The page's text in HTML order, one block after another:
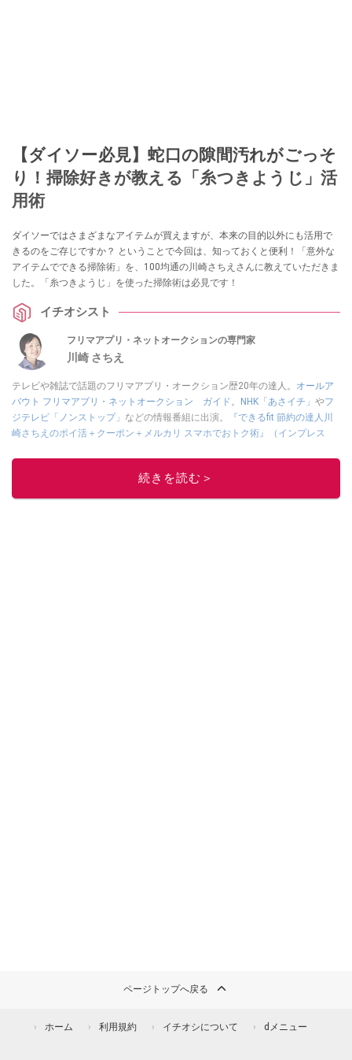
【ダイソー必見】蛇口の隙間汚れがごっそ
り！掃除好きが教える「糸つきようじ」活
用術
ダイソーではさまざまなアイテムが買えますが、本来の目的以外にも活用で
きるのをご存じですか？ ということで今回は、知っておくと便利！「意外な
アイテムでできる掃除術」を、100均通の川崎さちえさんに教えていただきま
した。「糸つきようじ」を使った掃除術は必見です！
イチオシスト
フリマアプリ・ネットオークションの専門家
川崎 さちえ
テレビや雑誌で話題のフリマアプリ・オークション歴20年の達人。 オールア
バウト フリマアプリ・ネットオークション ガイド 。 NHK「あさイチ」 やフ
ジテレビ「ノンストップ」 などの情報番組に出演。
『できるfit 節約の達人川
崎さちえのポイ活＋クーポン＋メルカリ スマホでおトク術』（インプレス
的に稼ぐ！』（翔泳社刊）
■経歴：2003年、夫が子育てをするために、突然会社を辞める。翌月からの
続きを読む＞
ページトップへ戻る
ホーム 利用規約 イチオシについて dメニュー